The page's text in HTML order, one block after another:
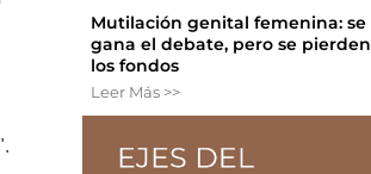
Mutilación genital femenina: se
gana el debate, pero se pierden
los fondos
Leer Más >>